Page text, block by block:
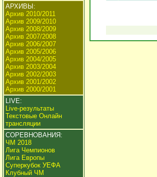
АРХИВЫ:
Архив 2010/2011
Архив 2009/2010
Архив 2008/2009
Архив 2007/2008
Архив 2006/2007
Архив 2005/2006
Архив 2004/2005
Архив 2003/2004
Архив 2002/2003
Архив 2001/2002
Архив 2000/2001
LIVE:
Live-результаты
Текстовые Онлайн
трансляции
СОРЕВНОВАНИЯ:
ЧМ 2018
Лига Чемпионов
Лига Европы
Суперкубок УЕФА
Клубный ЧМ